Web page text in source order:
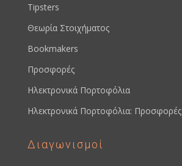
Tipsters
Θεωρία Στοιχήματος
Bookmakers
Προσφορές
Ηλεκτρονικά Πορτοφόλια
Ηλεκτρονικά Πορτοφόλια: Προσφορές
Διαγωνισμοί